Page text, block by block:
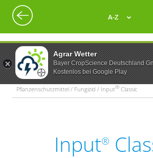
Agrar Wetter
Bayer CropScience Deutschland
Kostenlos bei Google Play
A-Z
Pflanzenschutzmittel / Fungizid / Input® Classic
Input®